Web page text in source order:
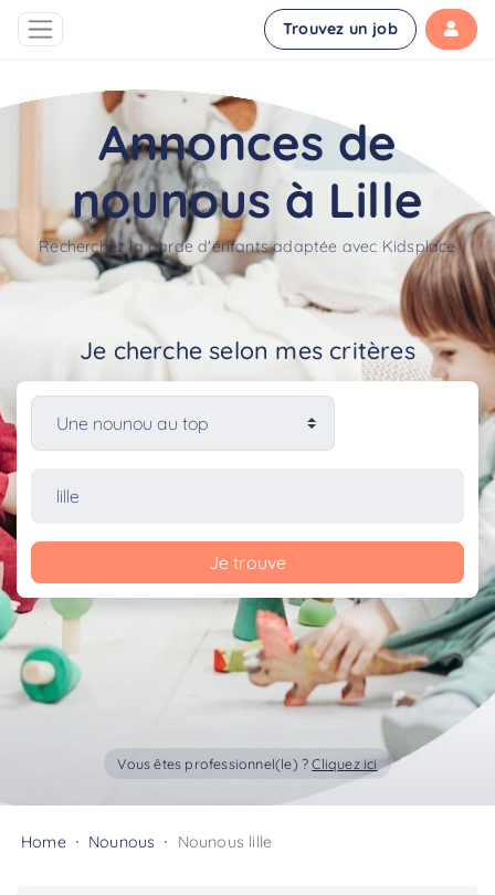
Trouvez un job
Annonces de
nounous à Lille
Recherchez la garde d'enfants adaptée avec Kidsplace
Je cherche selon mes critères
Je trouve
Vous êtes professionnel(le) ?Cliquez ici
Home Nounous Nounous lille